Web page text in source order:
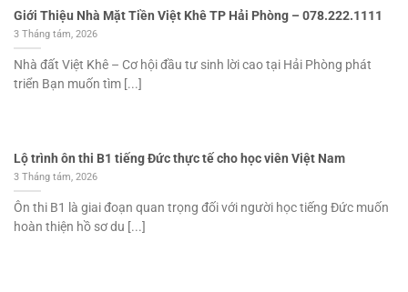
Giới Thiệu Nhà Mặt Tiền Việt Khê TP Hải Phòng – 078.222.1111
3 Tháng tám, 2026
Nhà đất Việt Khê – Cơ hội đầu tư sinh lời cao tại Hải Phòng phát
triển Bạn muốn tìm [...]
Lộ trình ôn thi B1 tiếng Đức thực tế cho học viên Việt Nam
3 Tháng tám, 2026
Ôn thi B1 là giai đoạn quan trọng đối với người học tiếng Đức muốn
hoàn thiện hồ sơ du [...]